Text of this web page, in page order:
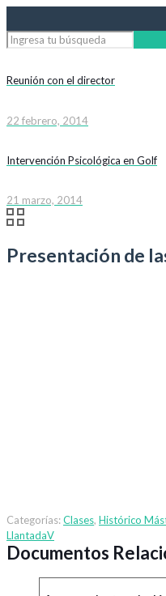
Reunión con el director
22 febrero, 2014
Intervención Psicológica en Golf
21 marzo, 2014
Presentación de
Categorías:Clases, Histórico
LlantadaV
Documentos